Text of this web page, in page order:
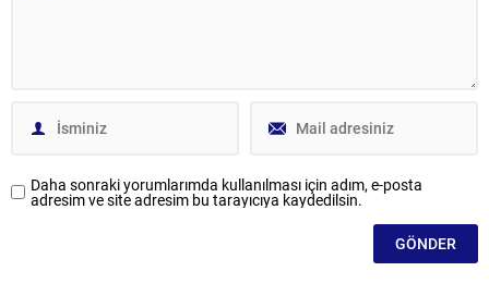
Daha sonraki yorumlarımda kullanılması için adım, e-posta
adresim ve site adresim bu tarayıcıya kaydedilsin.